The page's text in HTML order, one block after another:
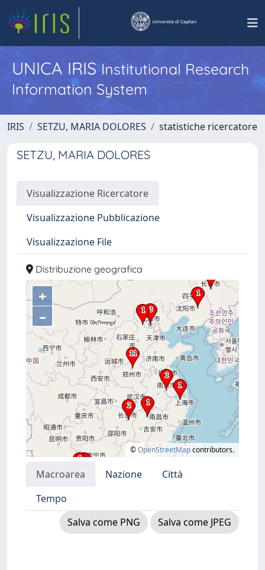
UNICA IRISInstitutional Research
Information System
IRIS SETZU, MARIA DOLORES statistiche ricercatore
SETZU, MARIA DOLORES
Visualizzazione Ricercatore
Visualizzazione Pubblicazione
Visualizzazione File
Distribuzione geografica
+
–
©OpenStreetMapcontributors.
Macroarea Nazione
Città
Tempo
Salva come PNG
Salva come JPEG